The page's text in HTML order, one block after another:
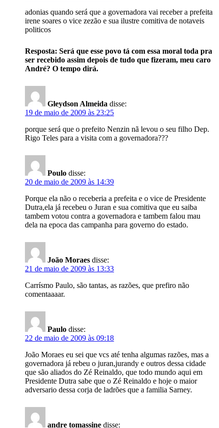
adonias quando será que a governadora vai receber a prefeita
irene soares o vice zezão e sua ilustre comitiva de notaveis
politicos
Resposta: Será que esse povo tá com essa moral toda pra
ser recebido assim depois de tudo que fizeram, meu caro
André? O tempo dirá.
Gleydson Almeida disse:
19 de maio de 2009 às 23:25
porque será que o prefeito Nenzin nã levou o seu filho Dep.
Rigo Teles para a visita com a governadora???
Poulo disse:
20 de maio de 2009 às 14:39
Porque ela não o receberia a prefeita e o vice de Presidente
Dutra,ela já recebeu o Juran e sua comitiva que eu saiba
tambem votou contra a governadora e tambem falou mau
dela na epoca das campanha para governo do estado.
João Moraes disse:
21 de maio de 2009 às 13:33
Carrísmo Paulo, são tantas, as razões, que prefiro não
comentaaaar.
Paulo disse:
22 de maio de 2009 às 09:18
João Moraes eu sei que vcs até tenha algumas razões, mas a
governadora já rebeu o juran,jurandy e outros dessa cidade
que são aliados do Zé Reinaldo, que todo mundo aqui em
Presidente Dutra sabe que o Zé Reinaldo e hoje o maior
adversario dessa corja de ladrões que a familia Sarney.
andre tomassine disse: